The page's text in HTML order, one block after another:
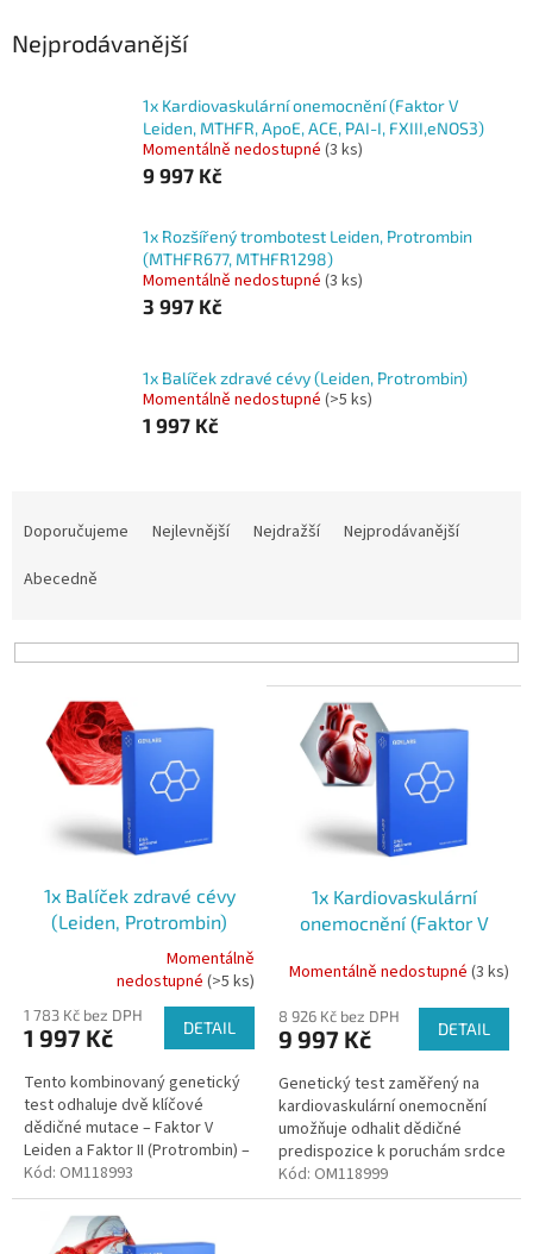
Nejprodávanější
1x Kardiovaskulární onemocnění (Faktor V
Leiden, MTHFR, ApoE, ACE, PAI-I, FXIII,eNOS3)
Momentálně nedostupné (3 ks)
9 997 Kč
1x Rozšířený trombotest Leiden, Protrombin
(MTHFR677, MTHFR1298)
Momentálně nedostupné (3 ks)
3 997 Kč
1x Balíček zdravé cévy (Leiden, Protrombin)
Momentálně nedostupné (>5 ks)
1 997 Kč
p
Doporučujeme Nejlevnější Nejdražší
Nejprodávanější
Abecedně
1x Balíček zdravé cévy
(Leiden, Protrombin)
produktu
je
z
5
hvězdiček.
Momentálně
nedostupné(>5 ks)
1 783 Kč bez DPH
1 997 Kč DETAIL
Tento kombinovaný genetický
test odhaluje dvě klíčové
dědičné mutace – Faktor V
Leiden a Faktor II (Protrombin) –
které významně zvyšují riziko
cévní trombózy a s ní...
Kód: OM118993
1x Kardiovaskulární
onemocnění (Faktor V
PAI-I, FXIII,eNOS3)
Momentálně nedostupné (3 ks)
8 926 Kč bez DPH
9 997 Kč DETAIL
Genetický test zaměřený na
kardiovaskulární onemocnění
umožňuje odhalit dědičné
predispozice k poruchám srdce
a cév, jako jsou infarkt, mrtvice,
vysoký krevní tlak nebo...
Kód: OM118999